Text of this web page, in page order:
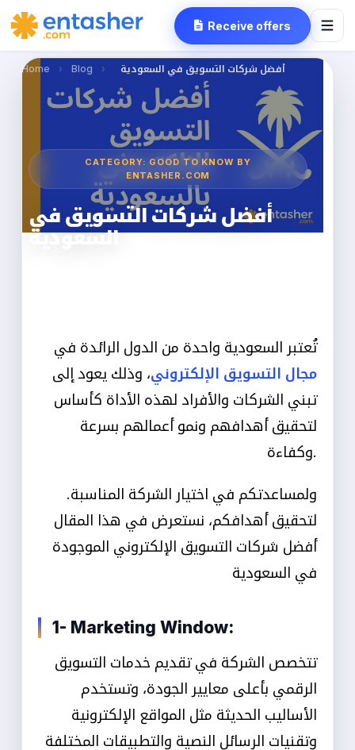
Receive offers
Home › Blog › أفضل شركات التسويق في السعودية
CATEGORY: GOOD TO KNOW BY
ENTASHER.COM
أفضل شركات التسويق في
السعودية
تُعتبر السعودية واحدة من الدول الرائدة في
مجال التسويق الإلكتروني، وذلك يعود إلى
تبني الشركات والأفراد لهذه الأداة كأساس
لتحقيق أهدافهم ونمو أعمالهم بسرعة
وكفاءة.
.ولمساعدتكم في اختيار الشركة المناسبة
لتحقيق أهدافكم، نستعرض في هذا المقال
أفضل شركات التسويق الإلكتروني الموجودة
في السعودية
1- Marketing Window:
تتخصص الشركة في تقديم خدمات التسويق
الرقمي بأعلى معايير الجودة، وتستخدم
الأساليب الحديثة مثل المواقع الإلكترونية
وتقنيات الرسائل النصية والتطبيقات المختلفة